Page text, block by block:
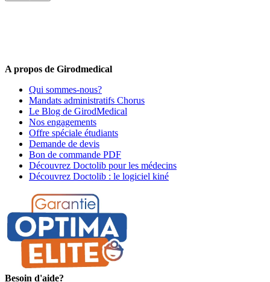
A propos de Girodmedical
Qui sommes-nous?
Mandats administratifs Chorus
Le Blog de GirodMedical
Nos engagements
Offre spéciale étudiants
Demande de devis
Bon de commande PDF
Découvrez Doctolib pour les médecins
Découvrez Doctolib : le logiciel kiné
Besoin d'aide?